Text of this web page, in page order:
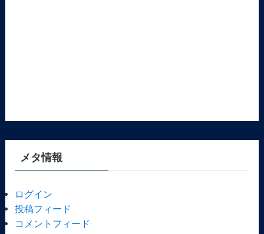
メタ情報
ログイン
投稿フィード
コメントフィード